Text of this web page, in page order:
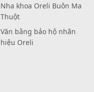
Nha khoa Oreli Buôn Ma
Thuột
Văn bằng bảo hộ nhãn
hiệu Oreli